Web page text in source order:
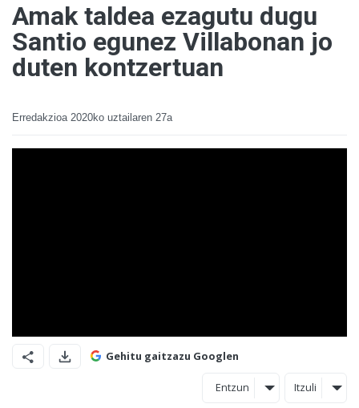
Amak taldea ezagutu dugu
Santio egunez Villabonan jo
duten kontzertuan
Erredakzioa 2020ko uztailaren 27a
Gehitu gaitzazu Googlen
Entzun Itzuli